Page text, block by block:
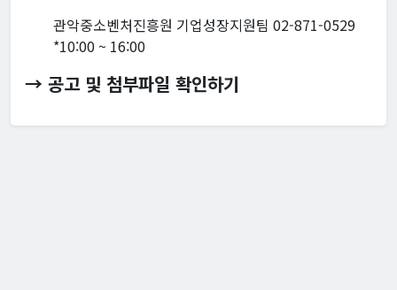
관악중소벤처진흥원 기업성장지원팀 02-871-0529
*10:00 ~ 16:00
→ 공고 및 첨부파일 확인하기